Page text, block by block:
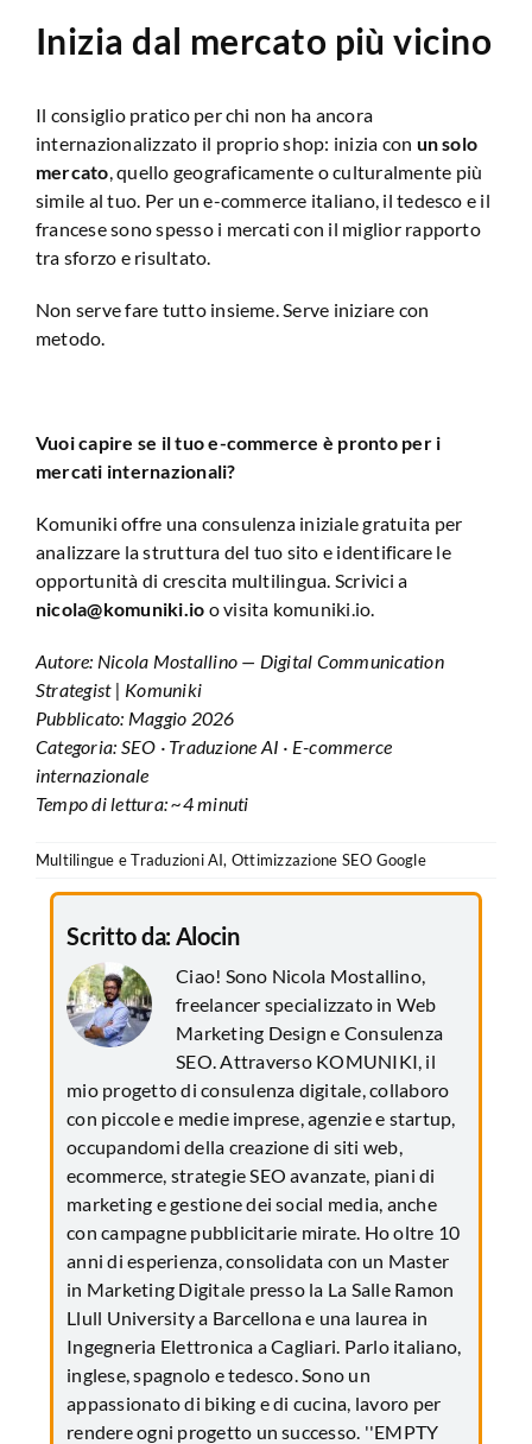
Inizia dal mercato più vicino
Il consiglio pratico per chi non ha ancora
internazionalizzato il proprio shop: inizia con un solo
mercato , quello geograficamente o culturalmente più
simile al tuo. Per un e-commerce italiano, il tedesco e il
francese sono spesso i mercati con il miglior rapporto
tra sforzo e risultato.
Non serve fare tutto insieme. Serve iniziare con
metodo.
Vuoi capire se il tuo e-commerce è pronto per i
mercati internazionali?
Komuniki offre una consulenza iniziale gratuita per
analizzare la struttura del tuo sito e identificare le
opportunità di crescita multilingua. Scrivici a
nicola@komuniki.io o visita komuniki.io
Autore: Nicola Mostallino — Digital Communication
Strategist | Komuniki
Pubblicato: Maggio 2026
Categoria: SEO · Traduzione AI · E-commerce
internazionale
Tempo di lettura: ~4 minuti
Multilingue e Traduzioni AI, Ottimizzazione SEO Google
Scritto da:Alocin
Ciao! Sono Nicola Mostallino,
freelancer specializzato in Web
Marketing Design e Consulenza
SEO. Attraverso KOMUNIKI, il
mio progetto di consulenza digitale, collaboro
con piccole e medie imprese, agenzie e startup,
occupandomi della creazione di siti web,
ecommerce, strategie SEO avanzate, piani di
marketing e gestione dei social media, anche
con campagne pubblicitarie mirate. Ho oltre 10
anni di esperienza, consolidata con un Master
in Marketing Digitale presso la La Salle Ramon
Llull University a Barcellona e una laurea in
Ingegneria Elettronica a Cagliari. Parlo italiano,
inglese, spagnolo e tedesco. Sono un
appassionato di biking e di cucina, lavoro per
rendere ogni progetto un successo. ''EMPTY